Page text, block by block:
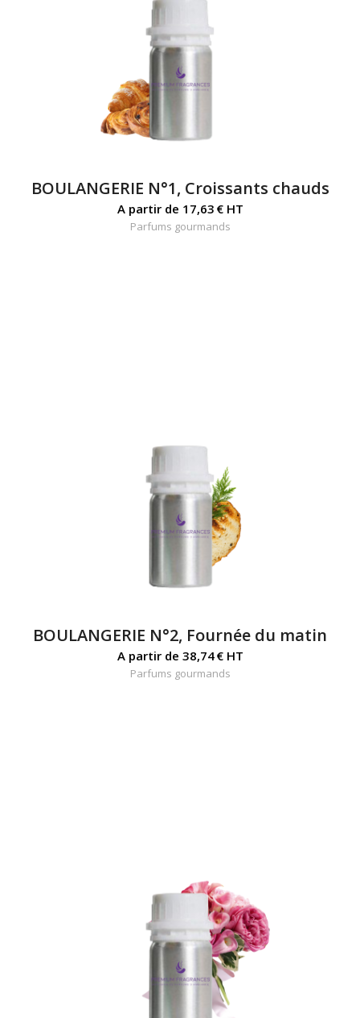
BOULANGERIE N°1, Croissants chauds
A partir de 17,63 €HT
Parfums gourmands
BOULANGERIE N°2, Fournée du matin
A partir de 38,74€HT
Parfums gourmands